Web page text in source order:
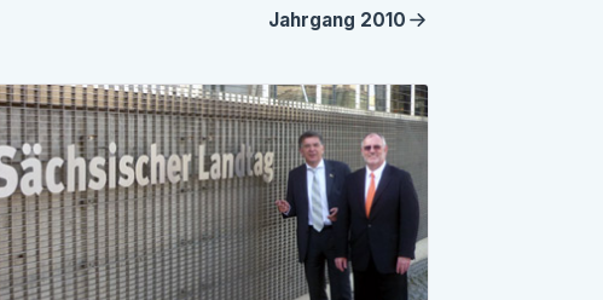
Jahrgang 2010